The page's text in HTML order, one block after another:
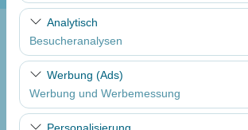
Diese Cookies sind für das
Funktionieren der Website, die Sicherheit,
Sitzungsverwaltung und grundlegende
erforderlich. Sie können nicht deaktiviert
Analytisch
Besucheranalysen
Diese Cookies ermöglichen es uns, zu
unsere Website genutzt wird (Besucherzahl,
meistbesuchte Seiten, Nutzerverhalten).
werden verwendet, um die Leistung der
Werbung (Ads)
Werbung und Werbemessung
Diese Cookies ermöglichen es uns, Ihnen
Return date